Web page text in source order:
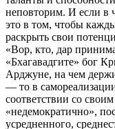
неповторим. И если в
это в том, чтобы
раскрыть свои
«Вор, кто, дар
«Бхагавадгите» бог
Арджуне, на чем
— то в
соответствии со
«недемократично»,
усредненного,